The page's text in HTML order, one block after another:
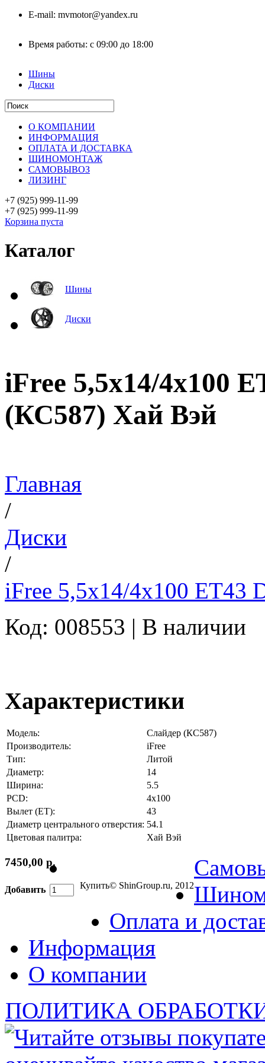
E-mail: mvmotor@yandex.ru
Время работы: с 09:00 до 18:00
Шины
Диски
О КОМПАНИИ
ИНФОРМАЦИЯ
ОПЛАТА И ДОСТАВКА
ШИНОМОНТАЖ
САМОВЫВОЗ
ЛИЗИНГ
+7 (925) 999-11-99
+7 (925) 999-11-99
Корзина пуста
Каталог
Шины
Диски
iFree 5,5x14/4x100
(КС587) Хай Вэй
Главная
/
Диски
/
iFree 5,5x14/4x100 ET43
Код: 008553 | В наличии
Характеристики
Модель:
Слайдер (КС587)
Производитель:
iFree
Тип:
Литой
Диаметр:
14
Ширина:
5.5
PCD:
4x100
Вылет (ET):
43
Диаметр центрального отверстия: 54.1
Цветовая палитра:
Хай Вэй
7450,00 р.
Добавить Купить© ShinGroup.ru, 2012
Оплата и
Информация
О компании
ПОЛИТИКА